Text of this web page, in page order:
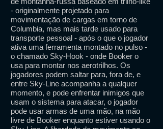
- originalmente projetado para
movimentação de cargas em torno de
Columbia, mas mais tarde usado para
transporte pessoal - após o que o jogador
ativa uma ferramenta montado no pulso -
o chamado Sky-Hook - onde Booker o
usa para montar nos aerotrilhos. Os
jogadores podem saltar para, fora de, e
entre Sky-Line acompanha a qualquer
momento, e pode enfrentar inimigos que
usam o sistema para atacar, o jogador
pode usar armas de uma mão, na mão
livre de Booker enquanto estiver usando o